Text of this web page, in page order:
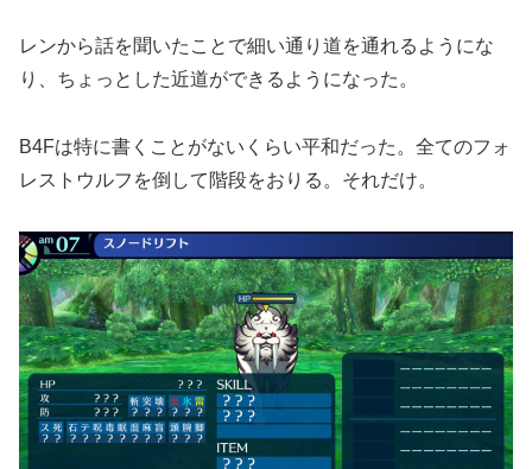
レンから話を聞いたことで細い通り道を通れるようにな
り、ちょっとした近道ができるようになった。
B4Fは特に書くことがないくらい平和だった。全てのフォ
レストウルフを倒して階段をおりる。それだけ。